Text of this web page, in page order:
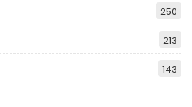
250
213
143